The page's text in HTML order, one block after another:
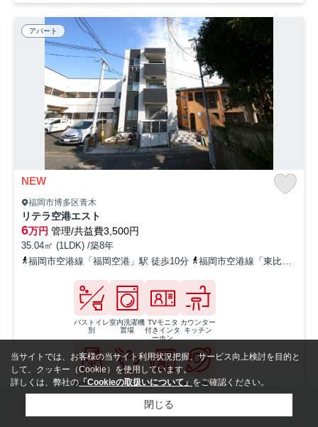
アパート
NEW
福岡市博多区青木
リテラ空港エスト
6万円 管理/共益費3,500円
35.04㎡ (1LDK) /築8年
福岡市空港線「福岡空港」駅 徒歩10分
福岡市空港線「東比恵」駅 徒歩38分
バストイレ
別
室内洗濯機
置場
TVモニタ
付きインタ
ーホン
カウンター
キッチン
独立洗面台浴室乾燥機オートロッネット使用
検索条件を変更
当サイトでは、お客様の当サイト利用状況把握、サービス向上検討を目的と
して、クッキー（Cookie）を使用しています。
詳しくは、弊社の「Cookieの取扱いについて」をご確認ください。
閉じる